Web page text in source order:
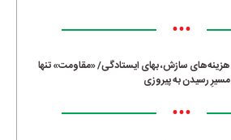
•••
هزینه‌های سازش، بهای ایستادگی/ «مقاومت» تنها
مسیرِ رسیدن به پیروزی
•••